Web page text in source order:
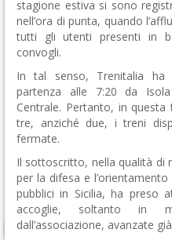
stagione estiva si sono
nell’ora di punta, quando
tutti gli utenti presenti in
convogli.
In tal senso, Trenitalia
partenza alle 7:20 da
Centrale. Pertanto, in
tre, anziché due, i treni
fermate.
Il sottoscritto, nella qualità di
per la difesa e
pubblici in Sicilia, ha preso
accoglie, soltanto in
dall’associazione, avanzate